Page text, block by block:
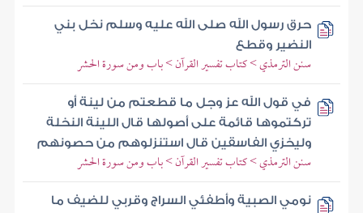
حرق رسول الله صلى الله عليه وسلم نخل بني
النضير وقطع
سنن الترمذي > كتاب تفسير القرآن > باب ومن سورة الحشر
في قول الله عز وجل ما قطعتم من لينة أو
تركتموها قائمة على أصولها قال اللينة النخلة
وليخزي الفاسقين قال استنزلوهم من حصونهم
سنن الترمذي > كتاب تفسير القرآن > باب ومن سورة الحشر
نومي الصبية وأطفئي السراج وقربي للضيف ما